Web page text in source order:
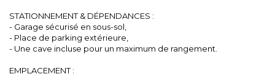
STATIONNEMENT & DÉPENDANCES :
- Garage sécurisé en sous-sol,
- Place de parking extérieure,
- Une cave incluse pour un maximum de rangement.
EMPLACEMENT :